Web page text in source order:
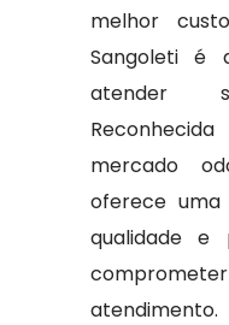
melhor
Sangoleti é
atender
mercado
oferece uma
qualidade e